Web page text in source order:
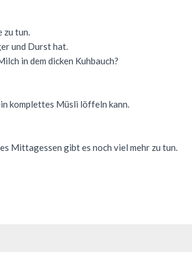
tun.
und Durst hat.
in dem dicken Kuhbauch?
komplettes Müsli löffeln kann.
Mittagessen gibt es noch viel mehr zu tun.